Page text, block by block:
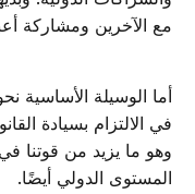
مع الآخرين ومشاركة
أما الوسيلة الأساسية
في الالتزام بسيادة
وهو ما يزيد من قوتنا
المستوى الدولي أيضًا.